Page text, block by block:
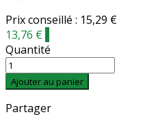
Prix conseillé : 15,29 €
13,76 €
Quantité
Ajouter au panier
Partager